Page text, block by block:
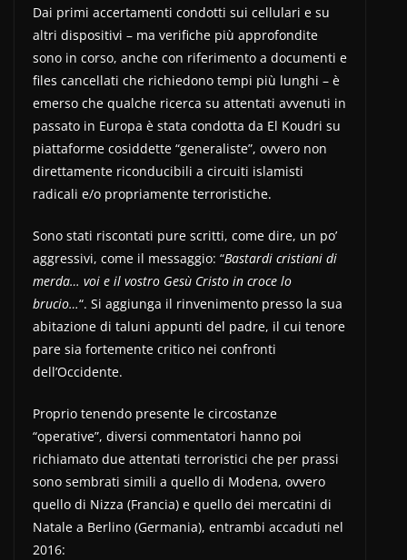
Dai primi accertamenti condotti sui cellulari e su
altri dispositivi – ma verifiche più approfondite
sono in corso, anche con riferimento a documenti e
files cancellati che richiedono tempi più lunghi – è
emerso che qualche ricerca su attentati avvenuti in
passato in Europa è stata condotta da El Koudri su
piattaforme cosiddette “generaliste”, ovvero non
direttamente riconducibili a circuiti islamisti
radicali e/o propriamente terroristiche.
Sono stati riscontati pure scritti, come dire, un po’
aggressivi, come il messaggio: “Bastardi cristiani di
merda… voi e il vostro Gesù Cristo in croce lo
brucio…“. Si aggiunga il rinvenimento presso la sua
abitazione di taluni appunti del padre, il cui tenore
pare sia fortemente critico nei confronti
dell’Occidente.
Proprio tenendo presente le circostanze
“operative”, diversi commentatori hanno poi
richiamato due attentati terroristici che per prassi
sono sembrati simili a quello di Modena, ovvero
quello di Nizza (Francia) e quello dei mercatini di
Natale a Berlino (Germania), entrambi accaduti nel
2016: